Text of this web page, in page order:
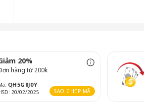
20%
hàng từ 200k
QH5G8J0Y
20/02/2025 SAO CHÉP MÃ